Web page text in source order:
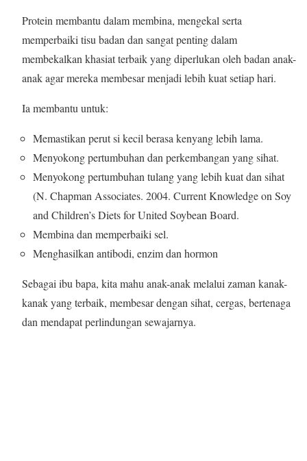
Protein membantu dalam membina, mengekal serta
memperbaiki tisu badan dan sangat penting dalam
membekalkan khasiat terbaik yang diperlukan oleh badan anak-
anak agar mereka membesar menjadi lebih kuat setiap hari.
Ia membantu untuk:
Memastikan perut si kecil berasa kenyang lebih lama.
Menyokong pertumbuhan dan perkembangan yang sihat.
Menyokong pertumbuhan tulang yang lebih kuat dan sihat
(N. Chapman Associates. 2004. Current Knowledge on Soy
and Children’s Diets for United Soybean Board.
Membina dan memperbaiki sel.
Menghasilkan antibodi, enzim dan hormon
Sebagai ibu bapa, kita mahu anak-anak melalui zaman kanak-
kanak yang terbaik, membesar dengan sihat, cergas, bertenaga
dan mendapat perlindungan sewajarnya.